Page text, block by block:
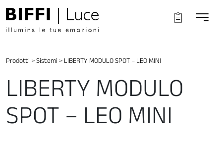
Prodotti >Sistemi > LIBERTY MODULO SPOT – LEO MINI
LIBERTY MODULO
SPOT – LEO MINI